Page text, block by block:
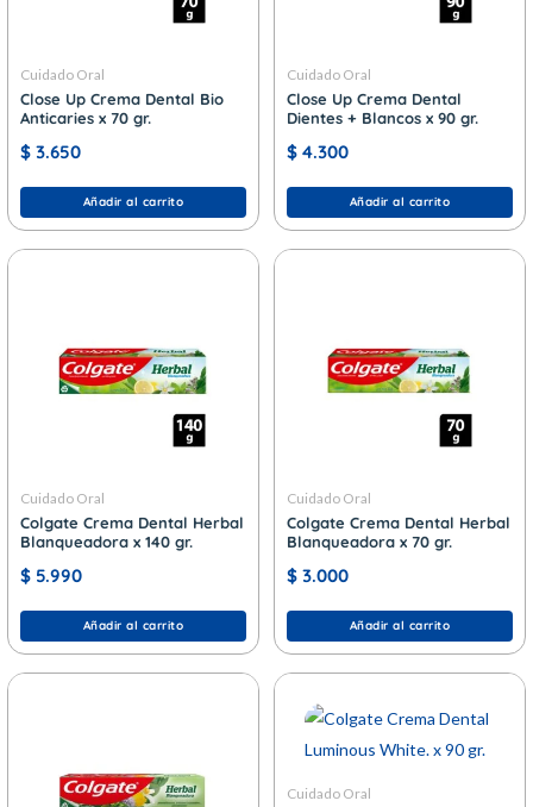
Cuidado Oral
Close Up Crema Dental Bio
Anticaries x 70 gr.
$ 3.650
Añadir al carrito
Cuidado Oral
Close Up Crema Dental
Dientes + Blancos x 90 gr.
$ 4.300
Añadir al carrito
Cuidado Oral
Colgate Crema Dental Herbal
Blanqueadora x 140 gr.
$ 5.990
Añadir al carrito
Cuidado Oral
Colgate Crema Dental Herbal
Blanqueadora x 70 gr.
$ 3.000
Añadir al carrito
Cuidado Oral